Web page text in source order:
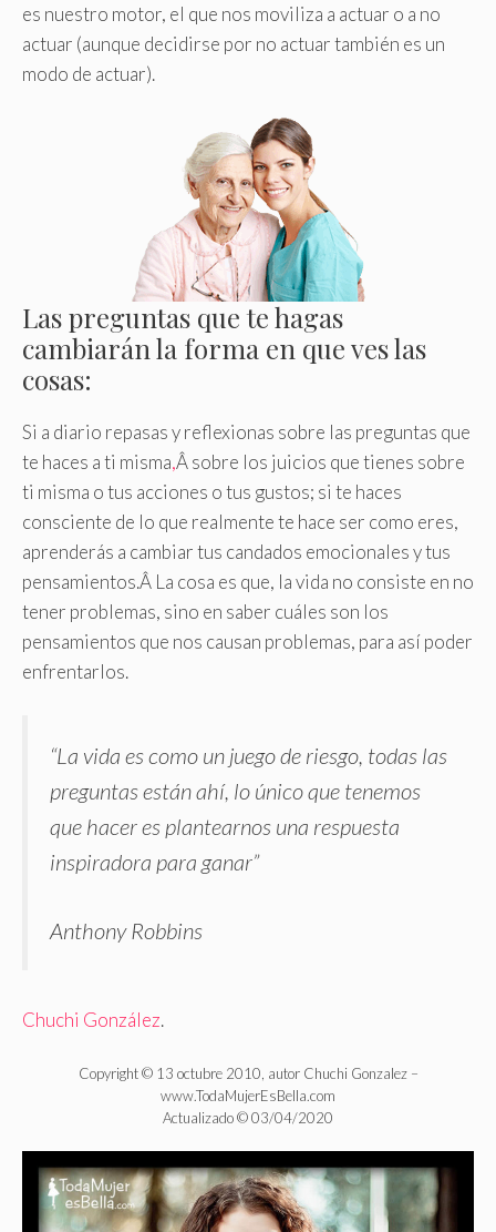
es nuestro motor, el que nos moviliza a actuar o a no
actuar (aunque decidirse por no actuar también es un
modo de actuar).
Las preguntas que te hagas
cambiarán la forma en que ves las
cosas:
Si a diario repasas y reflexionas sobre las preguntas que
te haces a ti misma,Â sobre los juicios que tienes sobre
ti misma o tus acciones o tus gustos; si te haces
consciente de lo que realmente te hace ser como eres,
aprenderás a cambiar tus candados emocionales y tus
pensamientos.Â La cosa es que, la vida no consiste en no
tener problemas, sino en saber cuáles son los
pensamientos que nos causan problemas, para así poder
enfrentarlos.
“La vida es como un juego de riesgo, todas las
preguntas están ahí, lo único que tenemos
que hacer es plantearnos una respuesta
inspiradora para ganar”
Anthony Robbins
Chuchi González.
Copyright © 13 octubre 2010, autor Chuchi Gonzalez –
www.TodaMujerEsBella.com
Actualizado © 03/04/2020